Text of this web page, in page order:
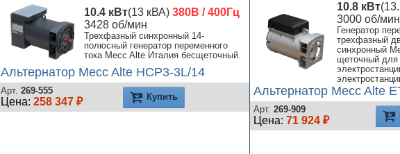
10.4 кВт(13 кВА) 380В / 400Гц
3428 об/мин
Трехфазный синхронный 14-
полюсный генератор переменного
тока Mecc Alte Италия бесщеточный.
Альтернатор Mecc Alte HCP3-3L/14
Арт. 269-555
Цена: 258 347 ₽ Купить
10.8 кВт
3000 об/мин
Генератор
трехфазный
синхронный
щеточный для
Альтернатор Mecc Alte
Арт. 269-909
Цена: 71 924 ₽